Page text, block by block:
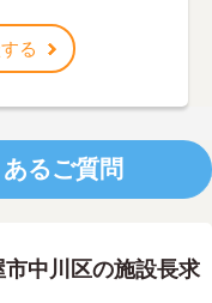
る
るご質問
中川区の施設長求